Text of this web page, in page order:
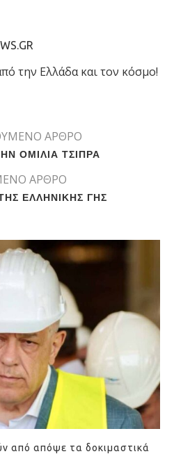
την Ελλάδα και τον κόσμο!
ΑΡΘΡΟ
ΟΜΙΛΙΑ ΤΣΙΠΡΑ
ΑΡΘΡΟ
ΕΛΛΗΝΙΚΗΣ ΓΗΣ
από απόψε τα δοκιμαστικά